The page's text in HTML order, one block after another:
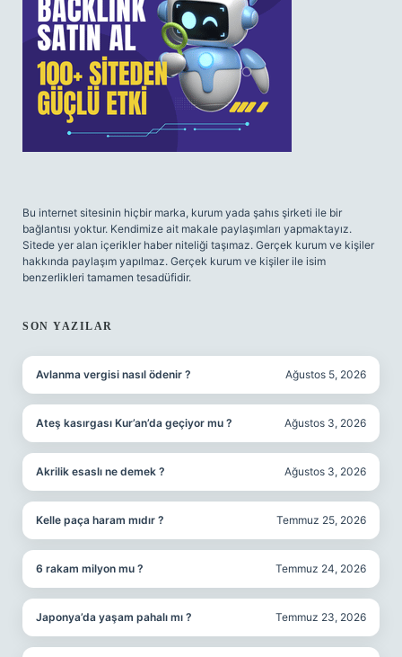
Bu internet sitesinin hiçbir marka, kurum yada şahıs şirketi ile bir
bağlantısı yoktur. Kendimize ait makale paylaşımları yapmaktayız.
Sitede yer alan içerikler haber niteliği taşımaz. Gerçek kurum ve kişiler
hakkında paylaşım yapılmaz. Gerçek kurum ve kişiler ile isim
benzerlikleri tamamen tesadüfidir.
SON YAZILAR
Avlanma vergisi nasıl ödenir ? Ağustos 5, 2026
Ateş kasırgası Kur’an’da geçiyor mu ? Ağustos 3, 2026
Akrilik esaslı ne demek ? Ağustos 3, 2026
Kelle paça haram mıdır ? Temmuz 25, 2026
6 rakam milyon mu ? Temmuz 24, 2026
Japonya’da yaşam pahalı mı ? Temmuz 23, 2026